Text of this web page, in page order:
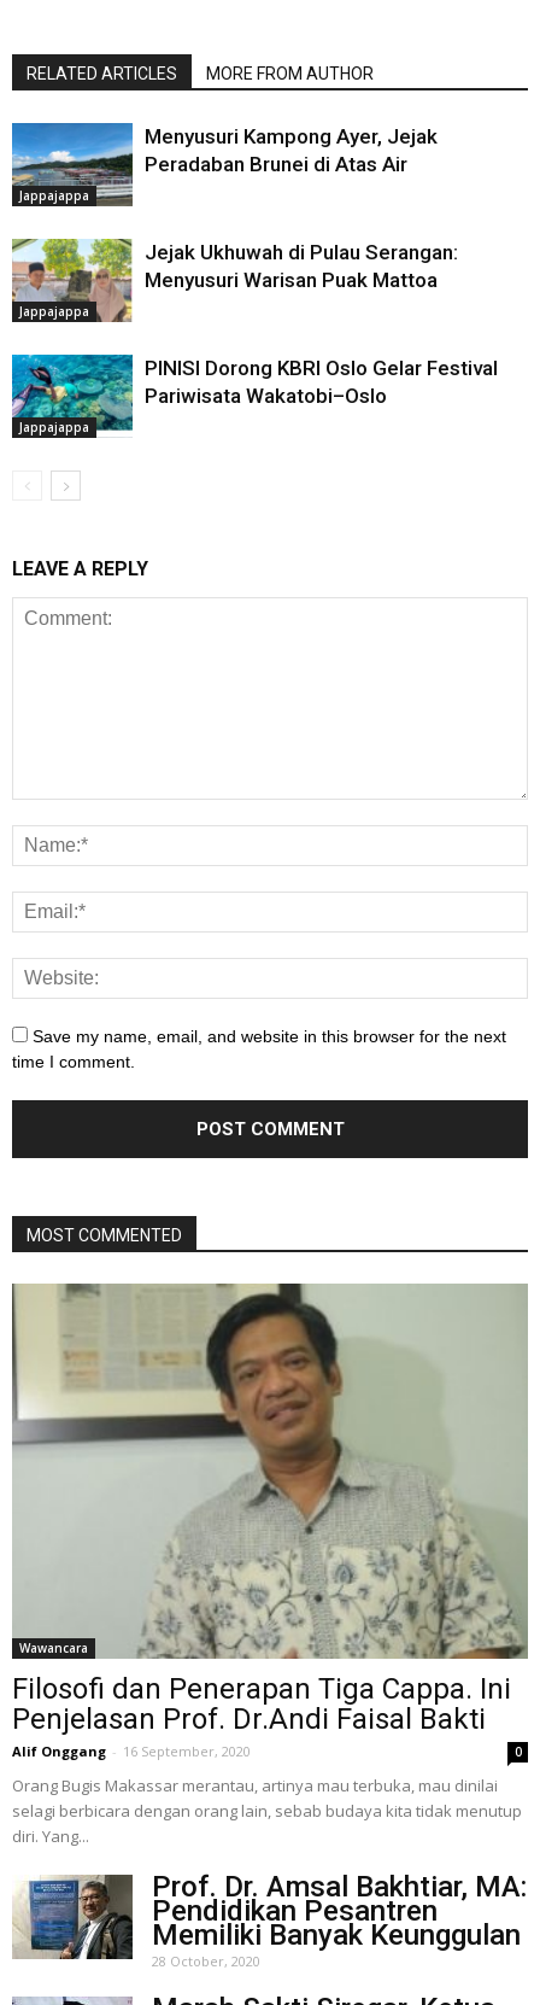
RELATED ARTICLES MORE FROM AUTHOR
Jappajappa
Menyusuri Kampong Ayer, Jejak
Peradaban Brunei di Atas Air
Jappajappa
Jejak Ukhuwah di Pulau Serangan:
Menyusuri Warisan Puak Mattoa
Jappajappa
PINISI Dorong KBRI Oslo Gelar Festival
Pariwisata Wakatobi–Oslo
LEAVE A REPLY
Save my name, email, and website in this browser for the next
time I comment.
MOST COMMENTED
Wawancara
Filosofi dan Penerapan Tiga Cappa. Ini
Penjelasan Prof. Dr.Andi Faisal Bakti
Alif Onggang - 16 September, 2020 0
Orang Bugis Makassar merantau, artinya mau terbuka, mau dinilai
selagi berbicara dengan orang lain, sebab budaya kita tidak menutup
diri. Yang...
Prof. Dr. Amsal Bakhtiar, MA:
Pendidikan Pesantren
Memiliki Banyak Keunggulan
28 October, 2020